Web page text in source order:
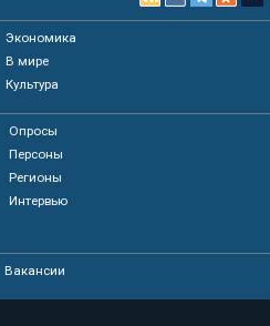
Экономика
В мире
Культура
Опросы
Персоны
Регионы
Интервью
Вакансии